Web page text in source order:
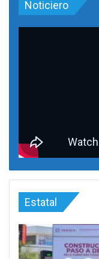
Noticiero
Estatal